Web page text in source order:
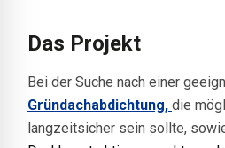
Das Projekt
Bei der Suche nach einer
Gründachabdichtung, die
langzeitsicher sein sollte,